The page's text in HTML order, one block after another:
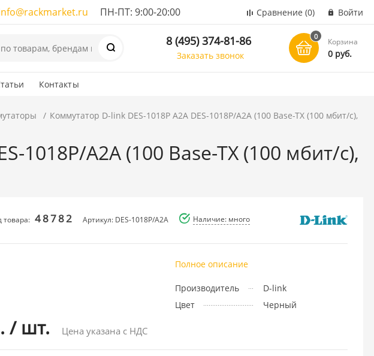
ПН-ПТ: 9:00-20:00 Сравнение (0) Войти
8 (495) 374-81-86
Заказать звонок
0
Корзина
0 руб.
Контакты
Коммутатор D-link DES-1018P A2A DES-1018P/A2A (100 Base-TX (100 мбит/с),
1018P/A2A (100 Base-TX (100 мбит/с),
товара: 48782 Артикул: DES-1018P/A2A Наличие: много
/ шт. Цена указана с НДС
Полное описание
Производитель
D-link
Цвет
Черный